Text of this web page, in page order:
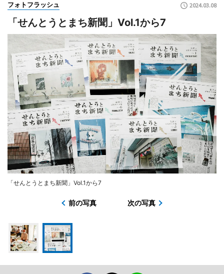
フォトフラッシュ 2024.03.08
「せんとうとまち新聞」Vol.1から7
「せんとうとまち新聞」Vol.1から7
前の写真 次の写真